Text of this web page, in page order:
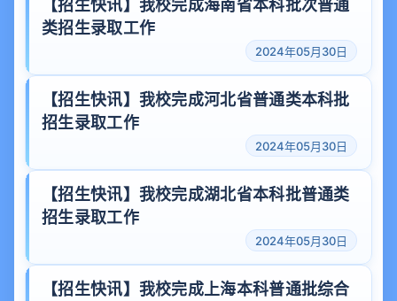
【招生快讯】我校完成海南省本科批次普通
类招生录取工作
2024年05月30日
【招生快讯】我校完成河北省普通类本科批
招生录取工作
2024年05月30日
【招生快讯】我校完成湖北省本科批普通类
招生录取工作
2024年05月30日
【招生快讯】我校完成上海本科普通批综合